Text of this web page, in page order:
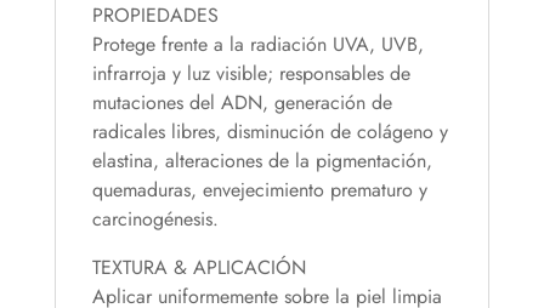
PROPIEDADES
Protege frente a la radiación UVA, UVB,
infrarroja y luz visible; responsables de
mutaciones del ADN, generación de
radicales libres, disminución de colágeno y
elastina, alteraciones de la pigmentación,
quemaduras, envejecimiento prematuro y
carcinogénesis.
TEXTURA & APLICACIÓN
Aplicar uniformemente sobre la piel limpia